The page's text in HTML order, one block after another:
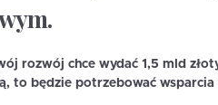
rozwój chce wydać 1,5 mld
to będzie potrzebować